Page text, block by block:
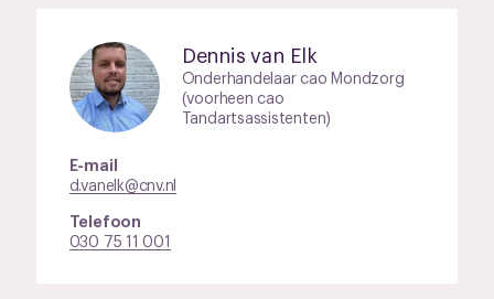
Dennis van Elk
Onderhandelaar cao Mondzorg
(voorheen cao
Tandartsassistenten)
E-mail
d.vanelk@cnv.nl
Telefoon
030 75 11 001